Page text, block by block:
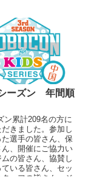
ーズン 年間順
ン累計209名の方に
だきました。参加し
選手の皆さん、保
、開催にご協力い
の皆さん、協賛し
いる皆さん、セッ
タッフの皆さん、ジ